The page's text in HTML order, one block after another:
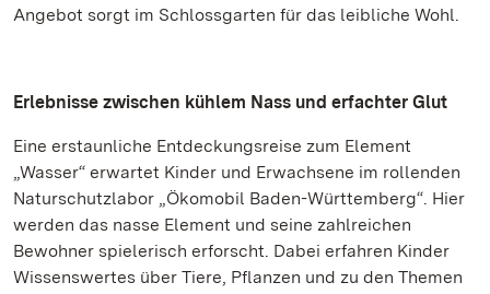
Angebot sorgt im Schlossgarten für das leibliche Wohl.
Erlebnisse zwischen kühlem Nass und erfachter Glut
Eine erstaunliche Entdeckungsreise zum Element
„Wasser“ erwartet Kinder und Erwachsene im rollenden
Naturschutzlabor „Ökomobil Baden-Württemberg“. Hier
werden das nasse Element und seine zahlreichen
Bewohner spielerisch erforscht. Dabei erfahren Kinder
Wissenswertes über Tiere, Pflanzen und zu den Themen